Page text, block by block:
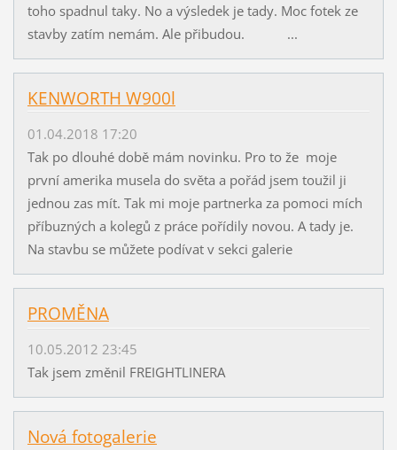
toho spadnul taky. No a výsledek je tady. Moc fotek ze
stavby zatím nemám. Ale přibudou. ...
KENWORTH W900l
01.04.2018 17:20
Tak po dlouhé době mám novinku. Pro to že moje
první amerika musela do světa a pořád jsem toužil ji
jednou zas mít. Tak mi moje partnerka za pomoci mích
příbuzných a kolegů z práce pořídily novou. A tady je.
Na stavbu se můžete podívat v sekci galerie
PROMĚNA
10.05.2012 23:45
Tak jsem změnil FREIGHTLINERA
Nová fotogalerie